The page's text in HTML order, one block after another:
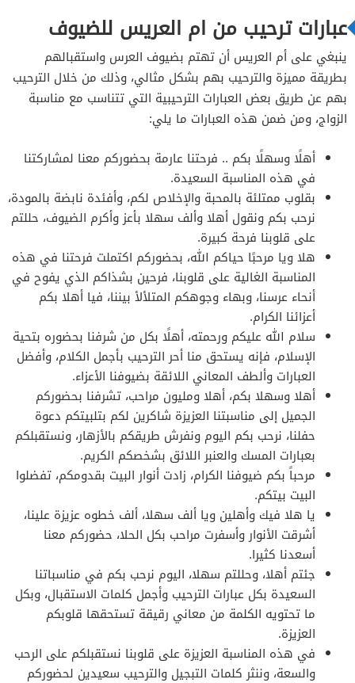
عبارات ترحيب من ام العريس للضيوف
ينبغي على أم العريس أن تهتم بضيوف العرس واستقبالهم
بطريقة مميزة والترحيب بهم بشكل مثالي، وذلك من خلال الترحيب
بهم عن طريق بعض العبارات الترحيبية التي تتناسب مع مناسبة
الزواج، ومن ضمن هذه العبارات ما يلي:
أهلًا وسهلًا بكم .. فرحتنا عارمة بحضوركم معنا لمشاركتنا
في هذه المناسبة السعيدة.
بقلوب ممتلئة بالمحبة والإخلاص لكم، وأفئدة نابضة بالمودة،
نرحب بكم ونقول أهلا وألف سهلا بأعز وأكرم الضيوف، حللتم
على قلوبنا فرحة كبيرة.
هلا ويا مرحبًا حياكم الله، بحضوركم اكتملت فرحتنا في هذه
المناسبة الغالية على قلوبنا، فرحين بشذاكم الذي يفوح في
أنحاء عرسنا، وبهاء وجوهكم المتلألأ بيننا، فيا أهلا بكم
أعزائنا الكرام.
سلام الله عليكم ورحمته، أهلًا بكل من شرفنا بحضوره بتحية
الإسلام، فإنه يستحق منا أحر الترحيب بأجمل الكلام، وأفضل
العبارات وألطف المعاني اللائقة بضيوفنا الأعزاء.
أهلا وسهلا بكم، أهلا ومليون مراحب، تشرفنا بحضوركم
الجميل إلى مناسبتنا العزيزة شاكرين لكم بتلبيتكم دعوة
حفلنا، نرحب بكم اليوم ونفرش طريقكم بالأزهار، ونستقبلكم
بعبارات المسك والعنبر اللائق بشخصكم الكريم.
مرحباً بكم ضيوفنا الكرام، زادت أنوار البيت بقدومكم، تفضلوا
البيت بيتكم.
يا هلا فيك وأهلين ويا ألف سهلا، ألف خطوه عزيزة علينا،
أشرقت الأنوار وأسفرت مراحب بكل الحلا، حضوركم معنا
أسعدنا كثيرا.
جئتم أهلا، وحللتم سهلا، اليوم نرحب بكم في مناسباتنا
السعيدة بكل عبارات الترحيب وأجمل كلمات الاستقبال، وبكل
ما تحتويه الكلمة من معاني رقيقة تستحقها قلوبكم
العزيزة.
في هذه المناسبة العزيزة على قلوبنا نستقبلكم على الرحب
والسعة، وننثر كلمات التبجيل والترحيب سعيدين لحضوركم